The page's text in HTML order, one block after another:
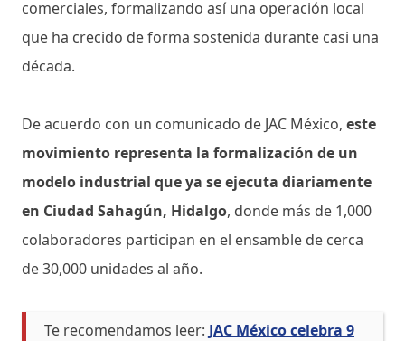
comerciales, formalizando así una operación local
que ha crecido de forma sostenida durante casi una
década.
De acuerdo con un comunicado de JAC México, este
movimiento representa la formalización de un
modelo industrial que ya se ejecuta diariamente
en Ciudad Sahagún, Hidalgo, donde más de 1,000
colaboradores participan en el ensamble de cerca
de 30,000 unidades al año.
Te recomendamos leer: JAC México celebra 9